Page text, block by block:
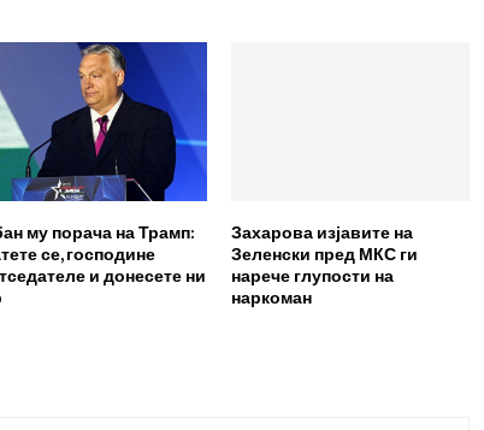
му порача на Трамп:
се, господине
и донесете ни
Захарова изјавите на
Зеленски пред МКС ги
нарече глупости на
наркоман